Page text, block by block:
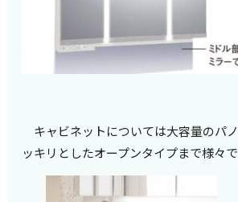
キャビネットについては大容量のパ
ッキリとしたオープンタイプまで様々で